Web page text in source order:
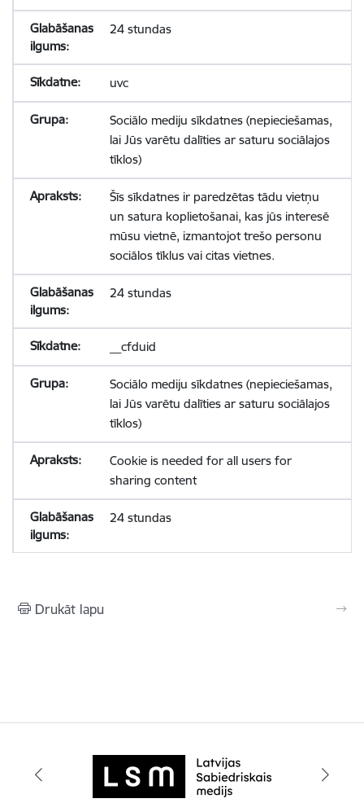
24 stundas
uvc
Sociālo mediju sīkdatnes (nepieciešamas,
lai Jūs varētu dalīties ar saturu sociālajos
tīklos)
Šīs sīkdatnes ir paredzētas tādu vietņu
un satura koplietošanai, kas jūs interesē
mūsu vietnē, izmantojot trešo personu
sociālos tīklus vai citas vietnes.
24 stundas
__cfduid
Sociālo mediju sīkdatnes (nepieciešamas,
lai Jūs varētu dalīties ar saturu sociālajos
tīklos)
Cookie is needed for all users for
sharing content
24 stundas
Drukāt lapu